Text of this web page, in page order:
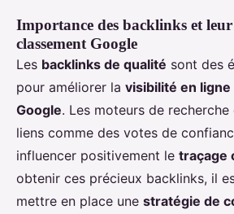
Importance des backlinks et
classement Google
Les backlinks de qualité sont des
pour améliorer la visibilité en ligne
Google. Les moteurs de
liens comme des votes de
influencer positivement le traçage
obtenir ces précieux backlinks, il
mettre en place une stratégie de